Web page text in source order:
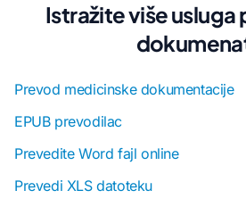
Istražite više usluga
Prevod medicinske dokumentacije
EPUB prevodilac
Prevedite Word fajl online
Prevedi XLS datoteku